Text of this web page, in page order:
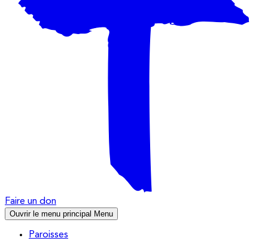
Faire un don
Ouvrir le menu principal Menu
Paroisses